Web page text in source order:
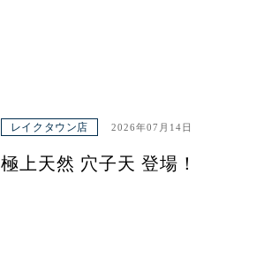
レイクタウン店 2026年07月14日
極上天然 穴子天 登場！